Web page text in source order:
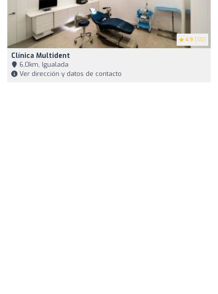
4.9 (172)
Clínica Multident
6,0km, Igualada
Ver dirección y datos de contacto